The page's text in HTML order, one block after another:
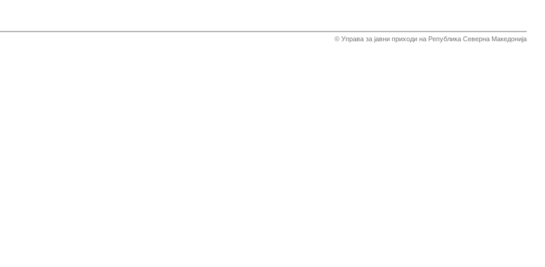
© Управа за јавни приходи на Република Северна Македонија